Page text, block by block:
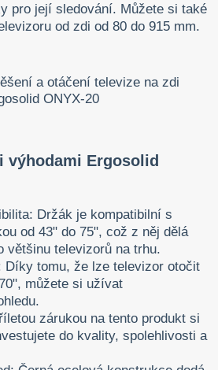
pro její sledování. Můžete si také
od zdi od 80 do 915 mm.
výhodami Ergosolid
Držák je kompatibilní s
od 43" do 75", což z něj dělá
většinu televizorů na trhu.
Díky tomu, že lze televizor otočit
můžete si užívat
zárukou na tento produkt si
do kvality, spolehlivosti a